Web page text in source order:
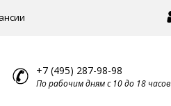
+7 (495) 287-98-98
По рабочим дням с 10 до 18 часов